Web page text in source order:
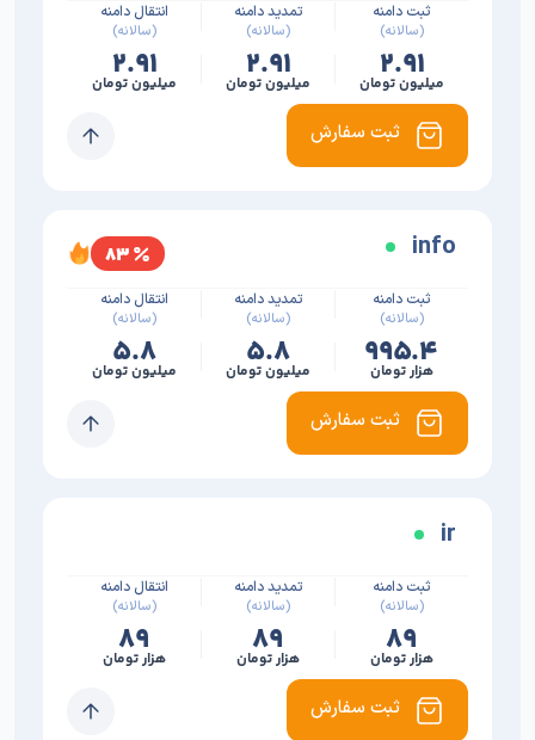
ثبت دامنه
(سالانه)
تمدید دامنه
(سالانه)
انتقال دامنه
(سالانه)
۲.۹۱
میلیون تومان ۲.۹۱
میلیون تومان ۲.۹۱
میلیون تومان
ثبت سفارش
۸۳ info
ثبت دامنه
(سالانه)
تمدید دامنه
(سالانه)
انتقال دامنه
(سالانه)
۹۹۵.۴
هزار تومان ۵.۸
میلیون تومان ۵.۸
میلیون تومان
ثبت سفارش
ir
ثبت دامنه
(سالانه)
تمدید دامنه
(سالانه)
انتقال دامنه
(سالانه)
۸۹
هزار تومان ۸۹
هزار تومان ۸۹
هزار تومان
ثبت سفارش